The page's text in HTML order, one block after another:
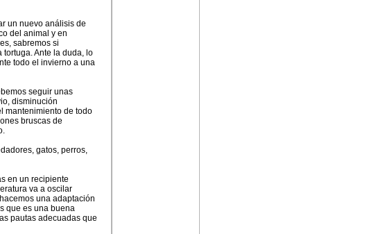
un nuevo análisis de
del animal y en
sabremos si
Ante la duda, lo
todo el invierno a una
seguir unas
disminución
mantenimiento de todo
bruscas de
gatos, perros,
en un recipiente
va a oscilar
una adaptación
que es una buena
pautas adecuadas que